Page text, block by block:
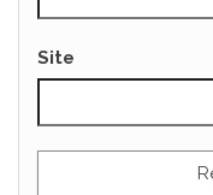
Site